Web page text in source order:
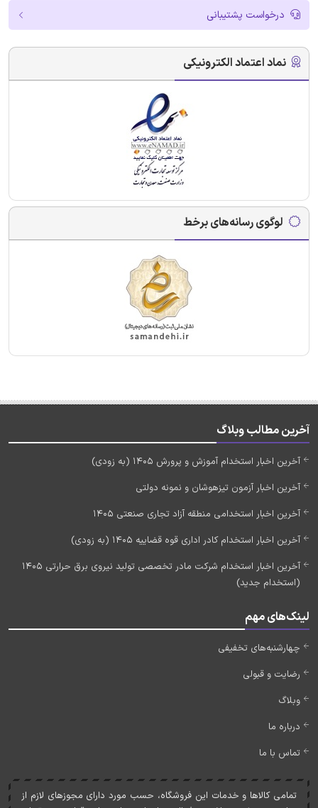
درخواست پشتیبانی
نماد اعتماد الکترونیکی
لوگوی رسانه‌های برخط
آخرین مطالب وبلاگ
آخرین اخبار استخدام آموزش و پرورش 1405 (به زودی)
آخرین اخبار آزمون تیزهوشان و نمونه دولتی
آخرین اخبار استخدامی منطقه آزاد تجاری صنعتی 1405
آخرین اخبار استخدام کادر اداری قوه قضاییه 1405 (به زودی)
آخرین اخبار استخدام شرکت مادر تخصصی تولید نیروی برق حرارتی 1405
(استخدام جدید)
لینک‌های مهم
چهارشنبه‌های تخفیفی
رضایت و قبولی
وبلاگ
درباره ما
تماس با ما
تمامی کالاها و خدمات اين فروشگاه، حسب مورد دارای مجوزهای لازم از